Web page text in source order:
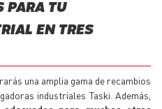
PARA TU
EN TRES
una amplia gama de recambios
industriales Taski. Además,